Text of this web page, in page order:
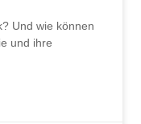
Und wie können
und ihre